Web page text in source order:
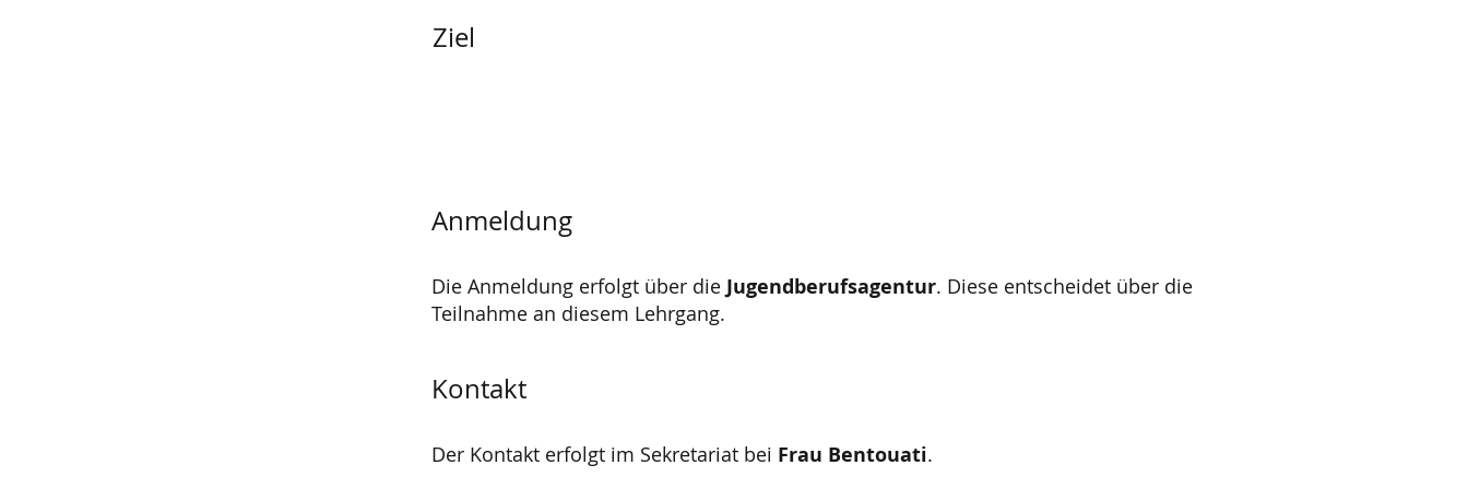
Ziel
Anmeldung
Die Anmeldung erfolgt über die Jugendberufsagentur. Diese entscheidet über die
Teilnahme an diesem Lehrgang.
Kontakt
Der Kontakt erfolgt im Sekretariat bei Frau Bentouati.